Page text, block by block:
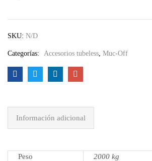
SKU: N/D
Categorías: Accesorios tubeless, Muc-Off
Información adicional
Peso 2000 kg